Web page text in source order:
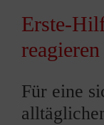
Erste-
Für eine